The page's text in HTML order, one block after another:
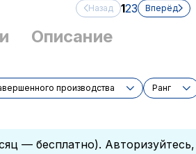
Назад 123 Вперёд
Описание
производства Ранг
— бесплатно).